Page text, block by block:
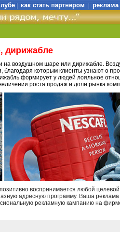
как стать партнером реклама
дирижабле
на воздушном шаре или дирижабле.
которым клиенты узнают о
формирует у людей лояльное
роста продаж и доли рынка
воспринимается любой
адресную программу. Ваша
рекламную кампанию на